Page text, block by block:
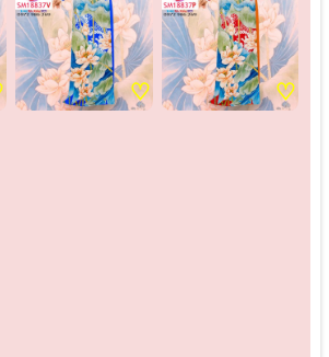
♡ ♡